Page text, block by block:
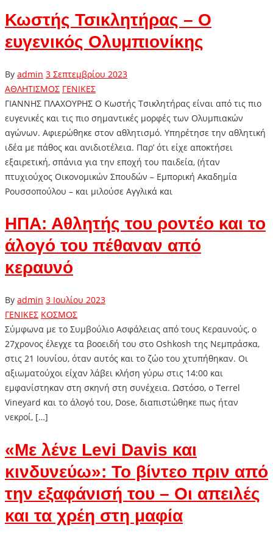
Κωστής Τσικλητήρας – Ο
ευγενικός Ολυμπιονίκης
By admin 3 Σεπτεμβρίου 2023
ΑΘΛΗΤΙΣΜΟΣ ΓΕΝΙΚΕΣ
ΓΙΑΝΝΗΣ ΠΛΑΧΟΥΡΗΣ Ο Κωστής Τσικλητήρας είναι από τις πιο
ευγενικές και τις πιο σημαντικές μορφές των Ολυμπιακών
αγώνων. Αφιερώθηκε στον αθλητισμό. Υπηρέτησε την αθλητική
ιδέα με πάθος και ανιδιοτέλεια. Παρ’ ότι είχε αποκτήσει
εξαιρετική, σπάνια για την εποχή του παιδεία, (ήταν
πτυχιούχος Οικονομικών Σπουδών – Εμπορική Ακαδημία
Ρουσσοπούλου – και μιλούσε Αγγλικά και
ΗΠΑ: Αθλητής του ροντέο και το
άλογό του πέθαναν από
κεραυνό
By admin 3 Ιουλίου 2023
ΓΕΝΙΚΕΣ ΚΟΣΜΟΣ
Σύμφωνα με το Συμβούλιο Ασφάλειας από τους Κεραυνούς, ο
27χρονος έλεγχε τα βοοειδή του στο Oshkosh της Νεμπράσκα,
στις 21 Ιουνίου, όταν αυτός και το ζώο του χτυπήθηκαν. Οι
αξιωματούχοι είχαν λάβει κλήση γύρω στις 14:00 και
εμφανίστηκαν στη σκηνή στη συνέχεια. Ωστόσο, ο Terrel
Vineyard και το άλογό του, Dose, διαπιστώθηκε πως ήταν
νεκροί, […]
«Με λένε Levi Davis και
κινδυνεύω»: Το βίντεο πριν από
την εξαφάνισή του – Οι απειλές
και τα χρέη στη μαφία